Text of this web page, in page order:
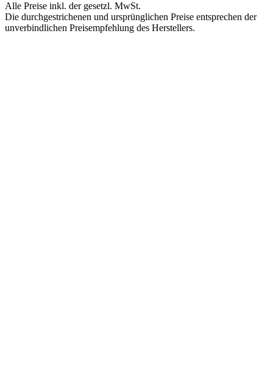
Alle Preise inkl. der gesetzl. MwSt.
Die durchgestrichenen und ursprünglichen Preise entsprechen der
unverbindlichen Preisempfehlung des Herstellers.